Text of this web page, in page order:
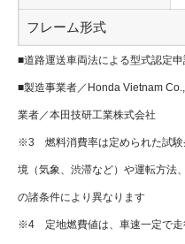
フレーム形式
■道路運送車両法による型式認定
■製造事業者／Honda Vietnam
業者／本田技研工業株式会社
※3 燃料消費率は定められた試験
境（気象、渋滞など）や運転方法
の諸条件により異なります
※4 定地燃費値は、車速一定で走